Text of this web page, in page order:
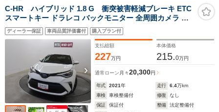
C-HR ハイブリッド 1.8 G 衝突被害軽減ブレーキ ETC
スマートキー ドラレコ バックモニター 全周囲カメラ ナ
ビ フルセグTV ワンオーナー
ディーラー保証 車両品質評価書付 購入プラン付
支払総額
227万円
本体価格
215.0万円
通常ローン 月々20,300円
年式 2021年 走行 6.4万km
車検
車検整備付 修復
なし
保証
保証付 整備
法定整備付